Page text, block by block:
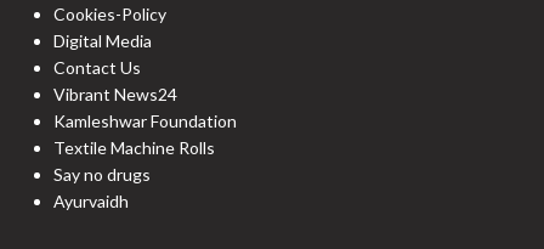
Cookies-Policy
Digital Media
Contact Us
Vibrant News24
Kamleshwar Foundation
Textile Machine Rolls
Say no drugs
Ayurvaidh